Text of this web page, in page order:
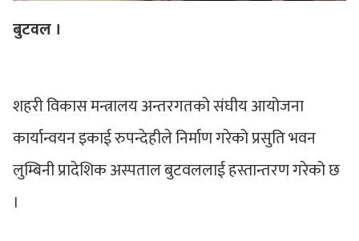
बुटवल ।
शहरी विकास मन्त्रालय अन्तरगतको संघीय आयोजना
कार्यान्वयन इकाई रुपन्देहीले निर्माण गरेको प्रसुति भवन
लुम्बिनी प्रादेशिक अस्पताल बुटवललाई हस्तान्तरण गरेको छ
।